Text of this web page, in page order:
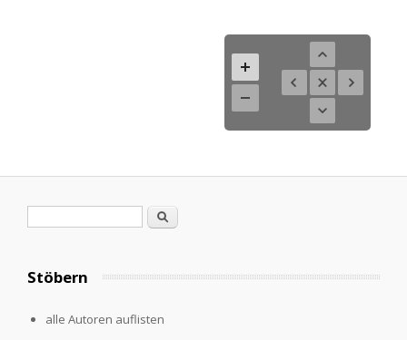
Search
Stöbern
alle Autoren auflisten